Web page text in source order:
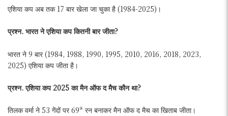
एशिया कप अब तक 17 बार खेला जा चुका है (1984-2025)।
प्रश्न. भारत ने एशिया कप कितनी बार जीता?
भारत ने 9 बार (1984, 1988, 1990, 1995, 2010, 2016, 2018, 2023,
2025) एशिया कप जीता है।
प्रश्न. एशिया कप 2025 का मैन ऑफ द मैच कौन था?
तिलक वर्मा ने 53 गेंदों पर 69* रन बनाकर मैन ऑफ द मैच का खिताब जीता।